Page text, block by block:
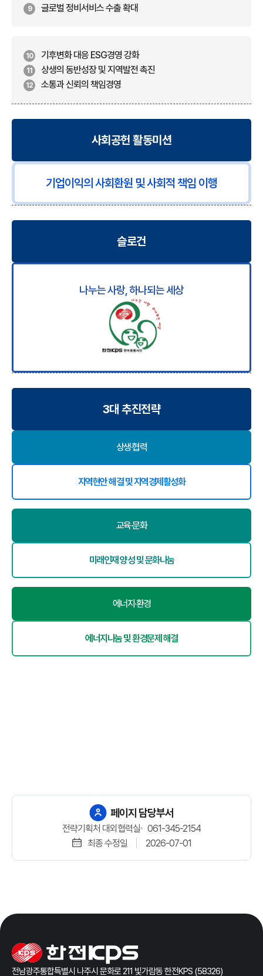
9 글로벌 정비서비스 수출 확대
10 기후변화 대응 ESG경영 강화
11 상생의 동반성장 및 지역발전 촉진
12 소통과 신뢰의 책임경영
사회공헌 활동미션
기업이익의 사회환원 및 사회적 책임 이행
슬로건
나누는 사랑, 하나되는 세상
3대 추진전략
상생·협력
지역현안 해결 및 지역경제활성화
교육·문화
미래인재 양성 및 문화나눔
에너지·환경
에너지나눔 및 환경문제 해결
페이지 담당부서
전략기획처 대외협력실
061-345-2154
최종 수정일
2026-07-01
전남광주통합특별시 나주시 문화로 211 빛가람동 한전KPS (58326)